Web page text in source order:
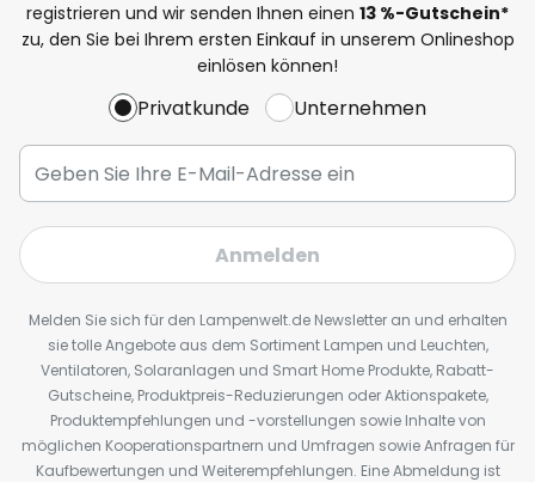
registrieren und wir senden Ihnen einen 13 %-Gutschein*
zu, den Sie bei Ihrem ersten Einkauf in unserem Onlineshop
einlösen können!
Privatkunde Unternehmen
Anmelden
Melden Sie sich für den Lampenwelt.de Newsletter an und erhalten
sie tolle Angebote aus dem Sortiment Lampen und Leuchten,
Ventilatoren, Solaranlagen und Smart Home Produkte, Rabatt-
Gutscheine, Produktpreis-Reduzierungen oder Aktionspakete,
Produktempfehlungen und -vorstellungen sowie Inhalte von
möglichen Kooperationspartnern und Umfragen sowie Anfragen für
Kaufbewertungen und Weiterempfehlungen. Eine Abmeldung ist